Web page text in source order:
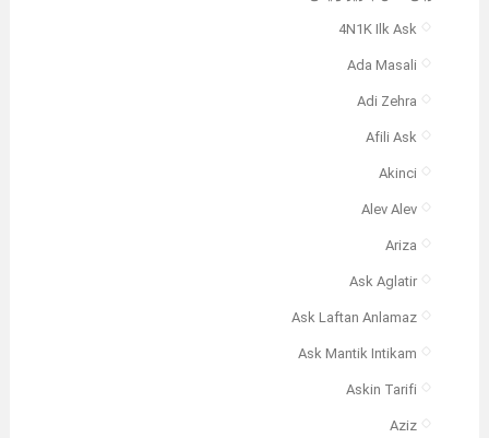
4N1K Ilk Ask
Ada Masali
Adi Zehra
Afili Ask
Akinci
Alev Alev
Ariza
Ask Aglatir
Ask Laftan Anlamaz
Ask Mantik Intikam
Askin Tarifi
Aziz